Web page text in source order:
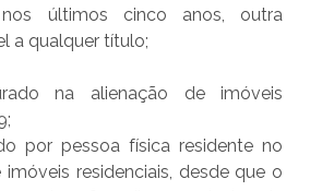
últimos cinco anos, outra
a qualquer título;
na alienação de imóveis
por pessoa física residente no
residenciais, desde que o